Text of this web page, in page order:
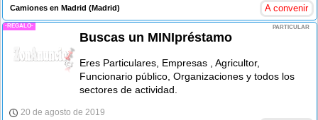
Camiones en Madrid (Madrid) A convenir
-REGALO- PARTICULAR
Buscas un MINIpréstamo
Eres Particulares, Empresas , Agricultor,
Funcionario público, Organizaciones y todos los
sectores de actividad.
20 de agosto de 2019